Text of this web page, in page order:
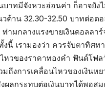
บาทมีจังหวะอ่อนค่า ก็อาจยัง
ต้าน 32.30-32.50 บาทต่อดอ
ท่ามกลางแรงขายเงินดอลลาร์
งนี้ เรามองว่า ควรจับตาทิศท
หวของราคาทองคำ ฟันด์โฟ
มถึงการเคลื่อนไหวของเงินห
ผลกระทบต่อเงินบาทได้พอส